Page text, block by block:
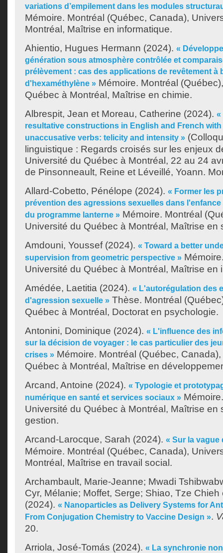
variations d’empilement dans les modules
Mémoire. Montréal (Québec, Canada),
Montréal, Maîtrise en informatique.
Ahientio, Hugues Hermann (2024). «
génération sous atmosphère contrôlée et
prélèvement : cas des applications de revêtement à
d'hexaméthylène » Mémoire. Montréal
Québec à Montréal, Maîtrise en chimie.
Albrespit, Jean et Moreau, Catherine (2024). «
resultative constructions in English and French
unaccusative verbs: telicity and intensity »
linguistique : Regards croisés sur les enjeux
Université du Québec à Montréal, 22 au 24
de Pinsonneault, Reine et Léveillé, Yoann.
Allard-Cobetto, Pénélope (2024). « Former les
prévention des agressions sexuelles dans
du programme lanterne » Mémoire. Montréal
Université du Québec à Montréal, Maîtrise en
Amdouni, Youssef(2024). « Toward a better
supervision from geometric perspective »
Université du Québec à Montréal, Maîtrise en
Amédée, Laetitia (2024). « L'autorégulation des
d'agression sexuelle » Thèse. Montréal
Québec à Montréal, Doctorat en psychologie.
Antonini, Dominique (2024). « L'influence des
sur la décision de voyager : le cas particulier des
crises » Mémoire. Montréal (Québec,
Québec à Montréal, Maîtrise en
Arcand, Antoine (2024). « Typologie et
numérique en santé et services sociaux »
Université du Québec à Montréal, Maîtrise en
gestion.
Arcand-Larocque, Sarah (2024). « Sur la vague
Mémoire. Montréal (Québec, Canada),
Montréal, Maîtrise en travail social.
Archambault, Marie-Jeanne; Mwadi
Cyr, Mélanie; Moffet, Serge; Shiao, Tze Chieh
(2024). « Nanoparticles as Delivery Systems for
From Conjugation Chemistry to Vaccine Design ».
20.
Arriola, José-Tomás (2024). « La synchronie